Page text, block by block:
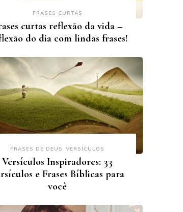
FRASES CURTAS
curtas reflexão da vida –
do dia com lindas frases!
FRASES DE DEUS VERSÍCULOS
Versículos Inspiradores: 33
e Frases Bíblicas para
você